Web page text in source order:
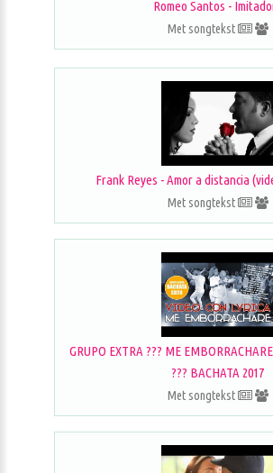
Romeo Santos -
Met songtekst
Frank Reyes - Amor a distancia
Met songtekst
GRUPO EXTRA ??? ME
??? BACHATA 2017
Met songtekst